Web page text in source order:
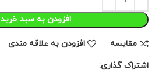
افزودن به سبد خرید
مقايسه افزودن به علاقه مندی
اشتراک گذاری: